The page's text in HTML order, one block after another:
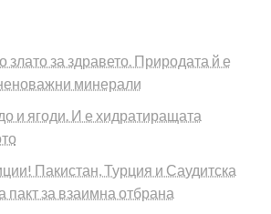
злато за здравето. Природата й е
минерали
и ягоди. И е хидратиращата
Пакистан, Турция и Саудитска
пакт за взаимна отбрана